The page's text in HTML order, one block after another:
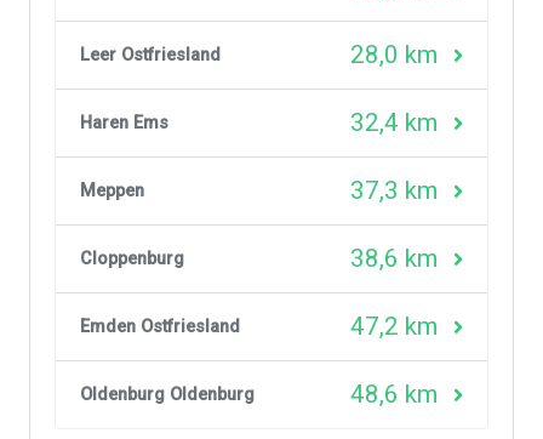
Leer Ostfriesland 28,0 km
Haren Ems 32,4 km
Meppen 37,3 km
Cloppenburg 38,6 km
Emden Ostfriesland 47,2 km
Oldenburg Oldenburg 48,6 km